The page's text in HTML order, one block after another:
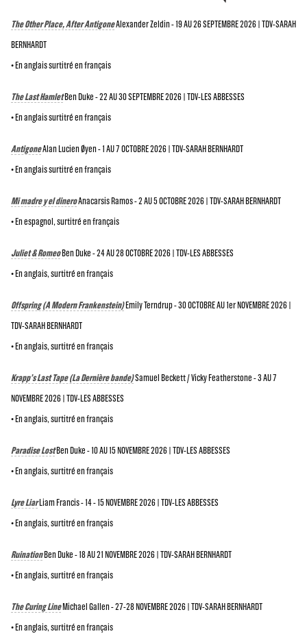
The Other Place, After AntigoneAlexander Zeldin - 19 AU 26 SEPTEMBRE 2026 | TDV-SARAH
BERNHARDT
• En anglais surtitré en français
The Last HamletBen Duke - 22 AU 30 SEPTEMBRE 2026 | TDV-LES ABBESSES
• En anglais surtitré en français
AntigoneAlan Lucien Øyen - 1 AU 7 OCTOBRE 2026 | TDV-SARAH BERNHARDT
• En anglais surtitré en français
Mi madre y el dineroAnacarsis Ramos - 2 AU 5 OCTOBRE 2026 | TDV-SARAH BERNHARDT
• En espagnol, surtitré en français
Juliet & RomeoBen Duke - 24 AU 28 OCTOBRE 2026 | TDV-LES ABBESSES
• En anglais, surtitré en français
Offspring (A Modern Frankenstein)Emily Terndrup - 30 OCTOBRE AU 1er NOVEMBRE 2026 |
TDV-SARAH BERNHARDT
• En anglais, surtitré en français
Krapp’s Last Tape (La Dernière bande)Samuel Beckett / Vicky Featherstone - 3 AU 7
NOVEMBRE 2026 | TDV-LES ABBESSES
• En anglais, surtitré en français
Paradise LostBen Duke - 10 AU 15 NOVEMBRE 2026 | TDV-LES ABBESSES
• En anglais, surtitré en français
Lyre LiarLiam Francis - 14 - 15 NOVEMBRE 2026 | TDV-LES ABBESSES
• En anglais, surtitré en français
RuinationBen Duke - 18 AU 21 NOVEMBRE 2026 | TDV-SARAH BERNHARDT
• En anglais, surtitré en français
The Curing LineMichael Gallen - 27-28 NOVEMBRE 2026 | TDV-SARAH BERNHARDT
• En anglais, surtitré en français